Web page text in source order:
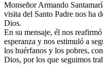
Monseñor Armando
visita del Santo Padre nos ha
Dios.
En su mensaje, él nos
esperanza y nos estimuló a
los huérfanos y los pobres,
Dios, por los que seguimos